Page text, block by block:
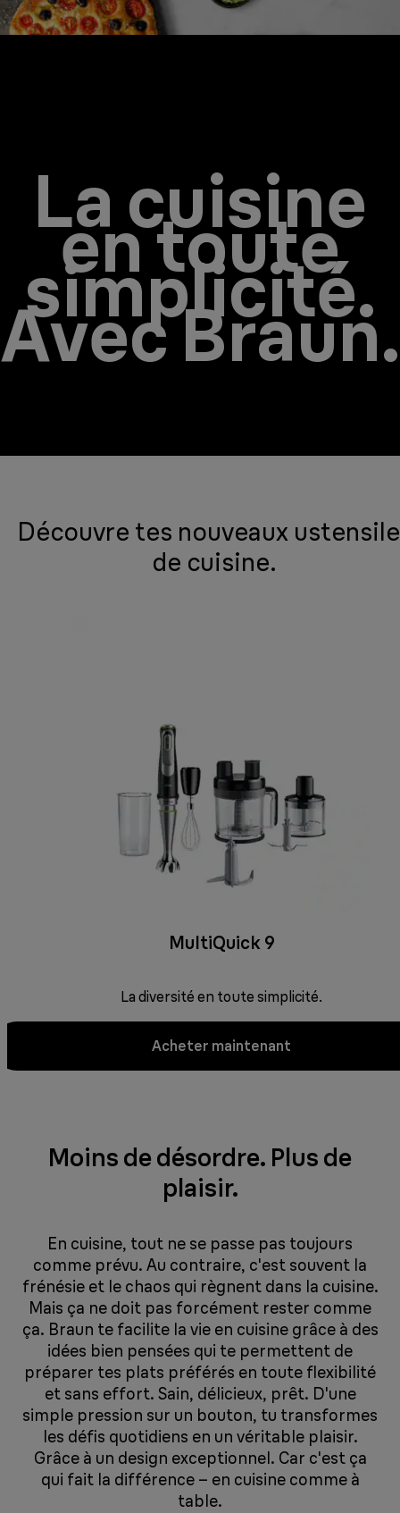
La cuisine
en toute
simplicité.
Avec Braun.
Découvre tes nouveaux
de cuisine.
MultiQuick 9
La diversité en toute simplicité.
Acheter maintenant
Moins de désordre. Plus de
plaisir.
En cuisine, tout ne se passe pas toujours
comme prévu. Au contraire, c'est souvent la
frénésie et le chaos qui règnent dans la cuisine.
Mais ça ne doit pas forcément rester comme
ça. Braun te facilite la vie en cuisine grâce à des
idées bien pensées qui te permettent de
préparer tes plats préférés en toute flexibilité
et sans effort. Sain, délicieux, prêt. D'une
simple pression sur un bouton, tu transformes
les défis quotidiens en un véritable plaisir.
Grâce à un design exceptionnel. Car c'est ça
qui fait la différence – en cuisine comme à
table.